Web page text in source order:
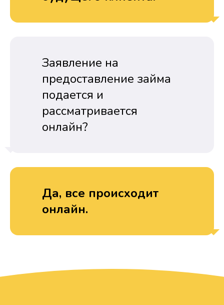
Заявление на
предоставление займа
подается и
рассматривается
онлайн?
Да, все происходит
онлайн.